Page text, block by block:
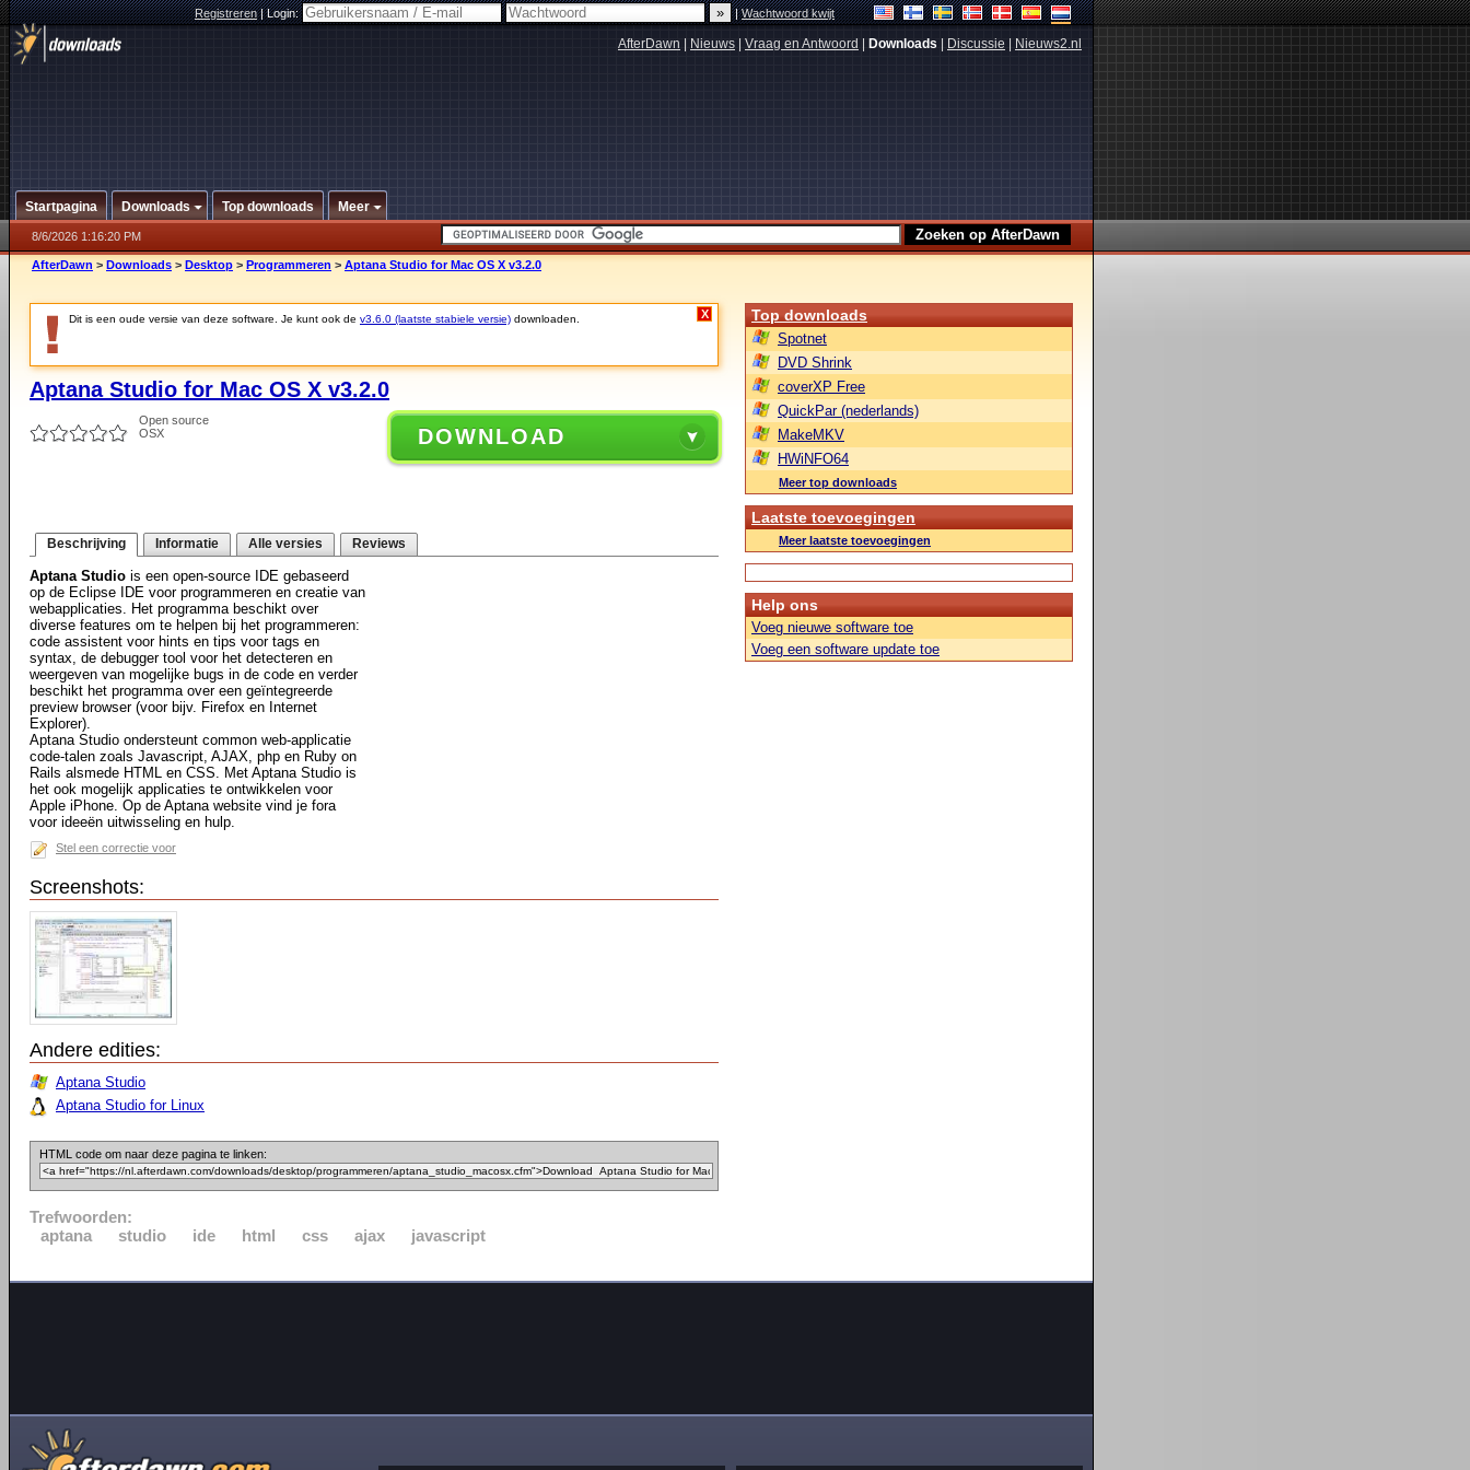
Registreren|Login: |Wachtwoord kwijt
AfterDawn Nieuws Vraag en Antwoord Downloads Discussie Nieuws2.nl
Startpagina Downloads Top downloads Meer
8/6/2026 1:16:20 PM
AfterDawn > Downloads > Desktop > Programmeren > Aptana Studio for Mac OS X v3.2.0
Dit is een oude versie van deze software. Je kunt ook de v3.6.0 (laatste stabiele versie) downloaden. X
Aptana Studio for Mac OS X v3.2.0
Open source
OSX
DOWNLOAD
Beschrijving Informatie Alle versies Reviews
Aptana Studio is een open-source IDE gebaseerd
op de Eclipse IDE voor programmeren en creatie van
webapplicaties. Het programma beschikt over
diverse features om te helpen bij het programmeren:
code assistent voor hints en tips voor tags en
syntax, de debugger tool voor het detecteren en
weergeven van mogelijke bugs in de code en verder
beschikt het programma over een geïntegreerde
preview browser (voor bijv. Firefox en Internet
Explorer).
Aptana Studio ondersteunt common web-applicatie
code-talen zoals Javascript, AJAX, php en Ruby on
Rails alsmede HTML en CSS. Met Aptana Studio is
het ook mogelijk applicaties te ontwikkelen voor
Apple iPhone. Op de Aptana website vind je fora
voor ideeën uitwisseling en hulp.
Stel een correctie voor
Screenshots:
Andere edities:
Aptana Studio
Aptana Studio for Linux
HTML code om naar deze pagina te linken:
Trefwoorden:
aptana
studio ide html css ajax javascript
Top downloads
Spotnet
DVD Shrink
coverXP Free
QuickPar (nederlands)
MakeMKV
HWiNFO64
Meer top downloads
Laatste toevoegingen
Meer laatste toevoegingen
Help ons
Voeg nieuwe software toe
Voeg een software update toe